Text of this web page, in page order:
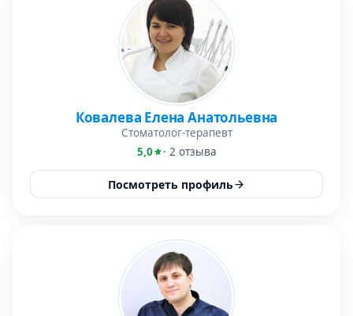
Ковалева Елена Анатольевна
Стоматолог-терапевт
5,0
· 2 отзыва
Посмотреть профиль